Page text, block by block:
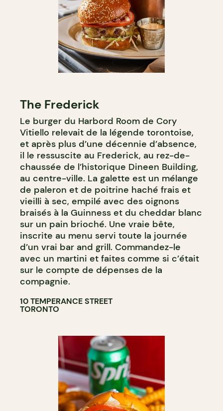
The Frederick
Le burger du Harbord Room de Cory
Vitiello relevait de la légende torontoise,
et après plus d’une décennie d’absence,
il le ressuscite au Frederick, au rez-de-
chaussée de l’historique Dineen Building,
au centre-ville. La galette est un mélange
de paleron et de poitrine haché frais et
vieilli à sec, empilé avec des oignons
braisés à la Guinness et du cheddar blanc
sur un pain brioché. Une vraie bête,
inscrite au menu servi toute la journée
d’un vrai bar and grill. Commandez-le
avec un martini et faites comme si c’était
sur le compte de dépenses de la
compagnie.
10 TEMPERANCE STREET
TORONTO